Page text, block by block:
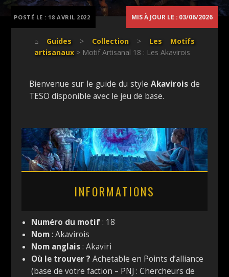
MIS À JOUR LE : 03/06/2026
⌂ Guides > Collection > Les Motifs
artisanaux > Motif Artisanal 18 : Les Akavirois
Bienvenue sur le guide du style Akaviroisde
TESO disponible avec le jeu de base.
INFORMATIONS
Numéro du motif: 18
Nom: Akavirois
Nom anglais: Akaviri
Où le trouver ? Achetable en Points d’alliance
(base de votre faction – PNJ : Chercheurs de
POSTÉ LE : 18 AVRIL 2022